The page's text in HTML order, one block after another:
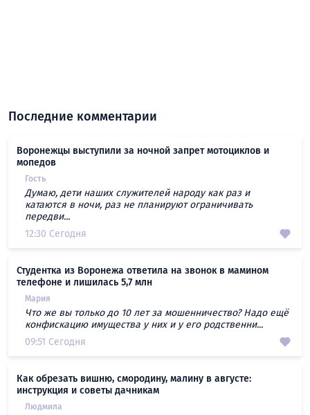
Последние комментарии
Воронежцы выступили за ночной запрет мотоциклов и
мопедов
Гость
Думаю, дети наших служителей народу как раз и
катаются в ночи, раз не планируют ограничивать
передви...
12:30 Сегодня
Студентка из Воронежа ответила на звонок в мамином
телефоне и лишилась 5,7 млн
Мария
Что же вы только до 10 лет за мошенничество? Надо ещё
конфискацию имущества у них и у его родственни...
09:51 Сегодня
Как обрезать вишню, смородину, малину в августе:
инструкция и советы дачникам
Людмила